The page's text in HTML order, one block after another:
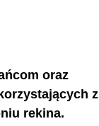
oraz
z
rekina.